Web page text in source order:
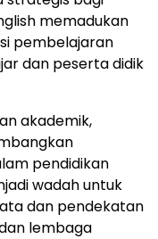
memadukan
pembelajaran
dan peserta didik
akademik,
pendidikan
wadah untuk
dan pendekatan
lembaga